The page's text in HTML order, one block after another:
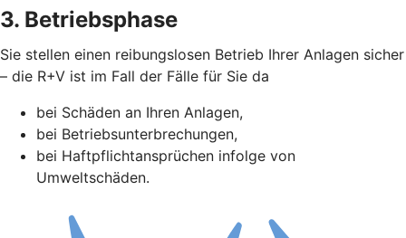
3. Betriebsphase
Sie stellen einen reibungslosen Betrieb Ihrer Anlagen sicher
– die R+V ist im Fall der Fälle für Sie da
bei Schäden an Ihren Anlagen,
bei Betriebsunterbrechungen,
bei Haftpflichtansprüchen infolge von
Umweltschäden.